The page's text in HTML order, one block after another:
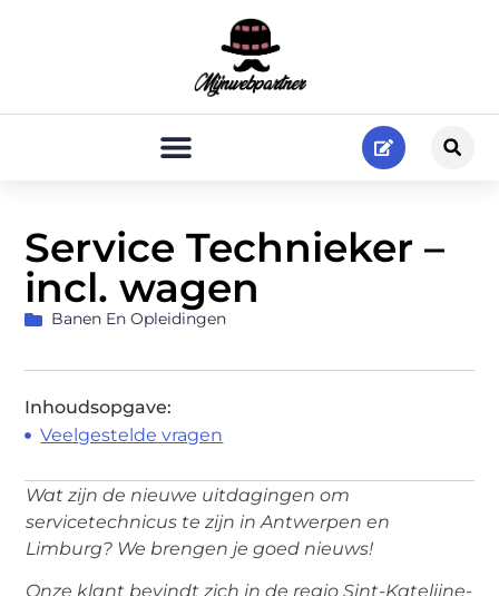
Service Technieker –
incl. wagen
Banen En Opleidingen
Inhoudsopgave:
Veelgestelde vragen
Wat zijn de nieuwe uitdagingen om
servicetechnicus te zijn in Antwerpen en
Limburg? We brengen je goed nieuws!
Onze klant bevindt zich in de regio Sint-Katelijne-